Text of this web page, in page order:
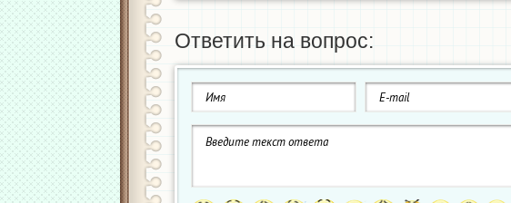
Ответить на вопрос: